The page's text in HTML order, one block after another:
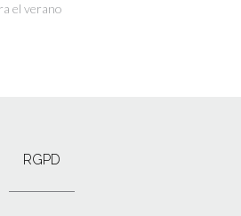
el verano
RGPD